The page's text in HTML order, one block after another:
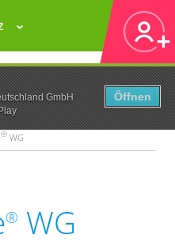
GmbH
Öffnen
® WG
® WG